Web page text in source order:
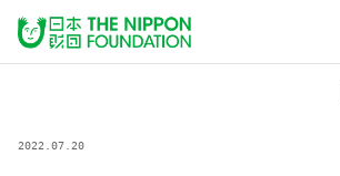
2022.07.20